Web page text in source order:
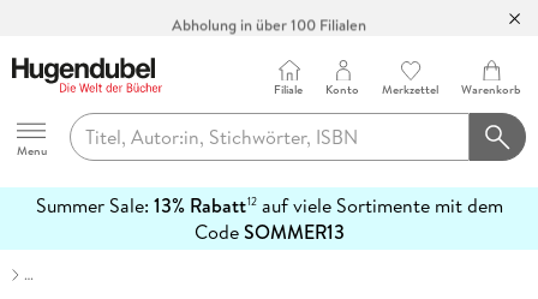
Abholung in über 100 Filialen
Hugendubel
Menu
Filiale Konto Merkzettel Warenkorb
Summer Sale: 13% Rabatt12auf viele Sortimente mit dem
CodeSOMMER13
erfahren
…